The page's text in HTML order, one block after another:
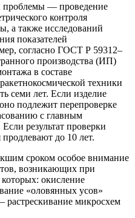
проблемы — проведение
контроля
а также исследований
показателей
согласно ГОСТ Р 59312–
производства (ИП)
в составе
техники
семи лет. Если изделие
подлежит перепроверке
с главным
результат проверки
до 10 лет.
сроком особое внимание
возникающих при
окисление
«оловянных усов»
микросхем